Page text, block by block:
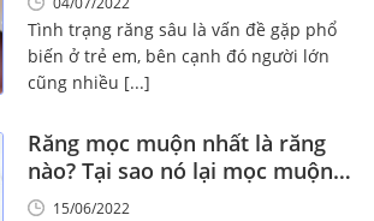
Tình trạng răng sâu là vấn đề gặp phổ
biến ở trẻ em, bên cạnh đó người lớn
cũng nhiều [...]
Răng mọc muộn nhất là răng
nào? Tại sao nó lại mọc muộn
nhất!15/06/2022